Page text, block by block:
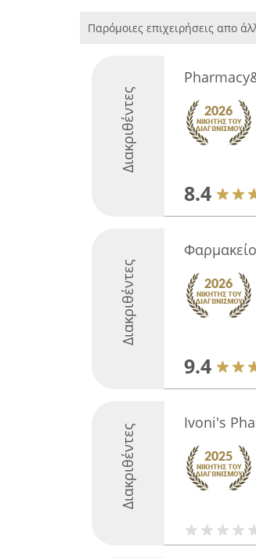
Παρόμοιες επιχειρήσεις απο
Διακριθέντες
8.4
Διακριθέντες
9.4
Διακριθέντες
Ivoni's